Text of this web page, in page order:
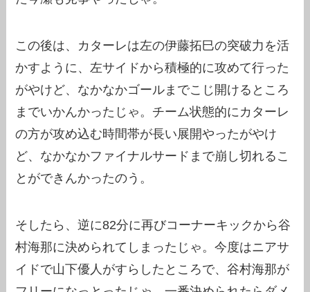
この後は、カターレは左の伊藤拓巳の突破力を活
かすように、左サイドから積極的に攻めて行った
がやけど、なかなかゴールまでこじ開けるところ
までいかんかったじゃ。チーム状態的にカターレ
の方が攻め込む時間帯が長い展開やったがやけ
ど、なかなかファイナルサードまで崩し切れるこ
とができんかったのう。
そしたら、逆に82分に再びコーナーキックから谷
村海那に決められてしまったじゃ。今度はニアサ
イドで山下優人がすらしたところで、谷村海那が